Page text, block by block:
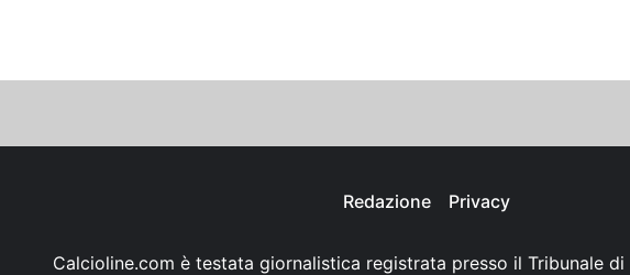
Redazione Privacy
Calcioline.com è testata giornalistica registrata presso il Tribunale di